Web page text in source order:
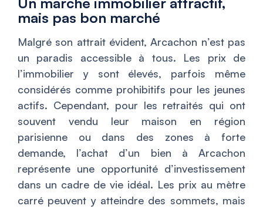
mais pas bon marché
Malgré son attrait évident, Arcachon n’est pas
un paradis accessible à tous. Les prix de
l’immobilier y sont élevés, parfois même
considérés comme prohibitifs pour les jeunes
actifs. Cependant, pour les retraités qui ont
souvent vendu leur maison en région
parisienne ou dans des zones à forte
demande, l’achat d’un bien à Arcachon
représente une opportunité d’investissement
dans un cadre de vie idéal. Les prix au mètre
carré peuvent y atteindre des sommets, mais